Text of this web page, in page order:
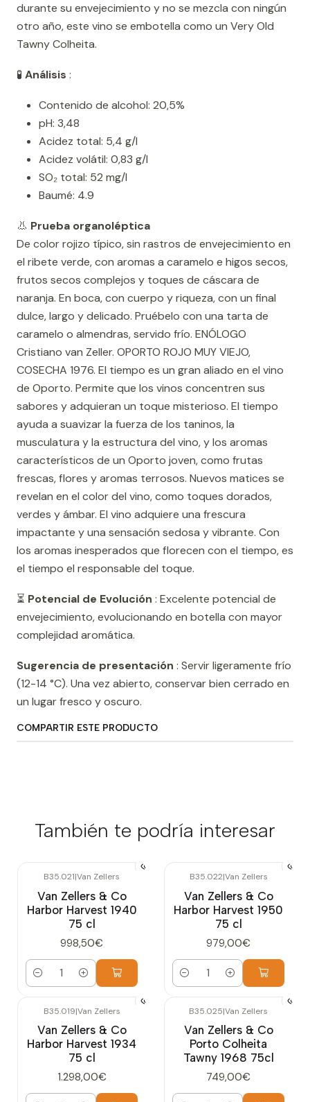
durante su envejecimiento y no se mezcla con ningún
otro año, este vino se embotella como un Very Old
Tawny Colheita.
🧪 Análisis :
Contenido de alcohol: 20,5%
pH: 3,48
Acidez total: 5,4 g/l
Acidez volátil: 0,83 g/l
SO₂ total: 52 mg/l
Baumé: 4.9
👃 Prueba organoléptica
De color rojizo típico, sin rastros de envejecimiento en
el ribete verde, con aromas a caramelo e higos secos,
frutos secos complejos y toques de cáscara de
naranja. En boca, con cuerpo y riqueza, con un final
dulce, largo y delicado. Pruébelo con una tarta de
caramelo o almendras, servido frío. ENÓLOGO
Cristiano van Zeller. OPORTO ROJO MUY VIEJO,
COSECHA 1976. El tiempo es un gran aliado en el vino
de Oporto. Permite que los vinos concentren sus
sabores y adquieran un toque misterioso. El tiempo
ayuda a suavizar la fuerza de los taninos, la
musculatura y la estructura del vino, y los aromas
característicos de un Oporto joven, como frutas
frescas, flores y aromas terrosos. Nuevos matices se
revelan en el color del vino, como toques dorados,
verdes y ámbar. El vino adquiere una frescura
impactante y una sensación sedosa y vibrante. Con
los aromas inesperados que florecen con el tiempo, es
el tiempo el responsable del toque.
⏳ Potencial de Evolución : Excelente potencial de
envejecimiento, evolucionando en botella con mayor
complejidad aromática.
Sugerencia de presentación : Servir ligeramente frío
(12-14 °C). Una vez abierto, conservar bien cerrado en
un lugar fresco y oscuro.
COMPARTIR ESTE PRODUCTO
También te podría interesar
B35.021|Van Zellers
Van Zellers & Co
Harbor Harvest 1940
75 cl
998,50€
Cantidad
B35.022|Van Zellers
Van Zellers & Co
Harbor Harvest 1950
75 cl
979,00€
Cantidad
B35.019|Van Zellers
Van Zellers & Co
Harbor Harvest 1934
75 cl
1.298,00€
B35.025|Van Zellers
Van Zellers & Co
Porto Colheita
Tawny 1968 75cl
749,00€